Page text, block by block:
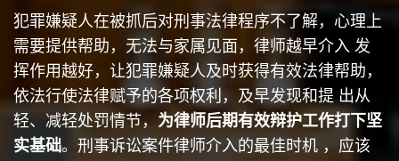
犯罪嫌疑人在被抓后对刑事法律程序不了解，心理上
需要提供帮助，无法与家属见面，律师越早介入 发
挥作用越好，让犯罪嫌疑人及时获得有效法律帮助，
依法行使法律赋予的各项权利，及早发现和提 出从
轻、减轻处罚情节， 为律师后期有效辩护工作打下坚
实基础。刑事诉讼案件律师介入的最佳时机 ，应该